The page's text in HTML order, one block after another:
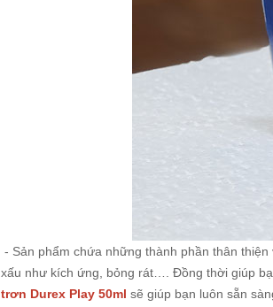
- Sản phẩm chứa những thành phần thân
xấu như kích ứng, bỏng rát…. Đồng thời giúp
trơn Durex Play 50ml sẽ giúp bạn luôn sẵn